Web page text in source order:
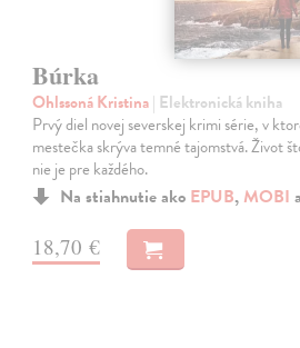
Búrka
Ohlssoná Kristina| Elektronická kniha
Prvý diel novej severskej krimi série, v
mestečka skrýva temné tajomstvá. Život
nie je pre každého.
Na stiahnutie ako EPUB, MOBI a
18,70 €